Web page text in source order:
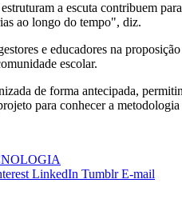
a escuta contribuem
ao longo do tempo", diz.
e educadores na
escolar.
de forma antecipada,
para conhecer a
LinkedIn Tumblr E-mail